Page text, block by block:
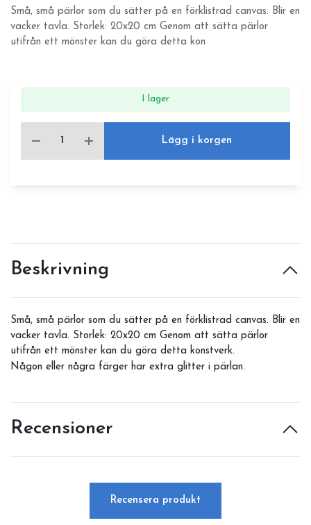
Små, små pärlor som du sätter på en förklistrad canvas. Blir en
vacker tavla. Storlek: 20x20 cm Genom att sätta pärlor
utifrån ett mönster kan du göra detta kon
I lager
Lägg i korgen
Beskrivning
Små, små pärlor som du sätter på en förklistrad canvas. Blir en
vacker tavla. Storlek: 20x20 cm Genom att sätta pärlor
utifrån ett mönster kan du göra detta konstverk.
Någon eller några färger har extra glitter i pärlan.
Recensioner
Recensera produkt